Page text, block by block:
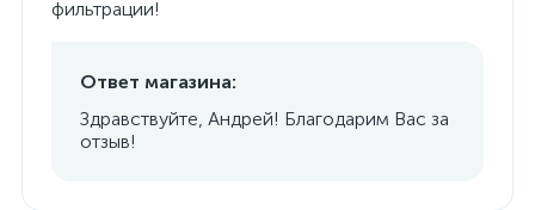
фильтрации!
Ответ магазина:
Здравствуйте, Андрей! Благодарим Вас за
отзыв!